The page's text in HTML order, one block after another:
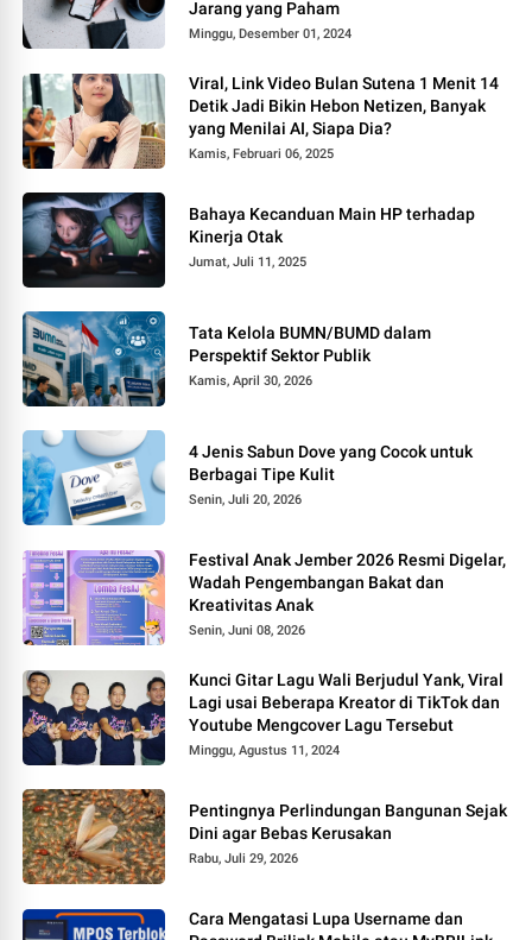
Jarang yang Paham
Minggu, Desember 01, 2024
Viral, Link Video Bulan Sutena 1 Menit 14
Detik Jadi Bikin Hebon Netizen, Banyak
yang Menilai AI, Siapa Dia?
Kamis, Februari 06, 2025
Bahaya Kecanduan Main HP terhadap
Kinerja Otak
Jumat, Juli 11, 2025
Tata Kelola BUMN/BUMD dalam
Perspektif Sektor Publik
Kamis, April 30, 2026
4 Jenis Sabun Dove yang Cocok untuk
Berbagai Tipe Kulit
Senin, Juli 20, 2026
Festival Anak Jember 2026 Resmi Digelar,
Wadah Pengembangan Bakat dan
Kreativitas Anak
Senin, Juni 08, 2026
Kunci Gitar Lagu Wali Berjudul Yank, Viral
Lagi usai Beberapa Kreator di TikTok dan
Youtube Mengcover Lagu Tersebut
Minggu, Agustus 11, 2024
Pentingnya Perlindungan Bangunan Sejak
Dini agar Bebas Kerusakan
Rabu, Juli 29, 2026
Cara Mengatasi Lupa Username dan